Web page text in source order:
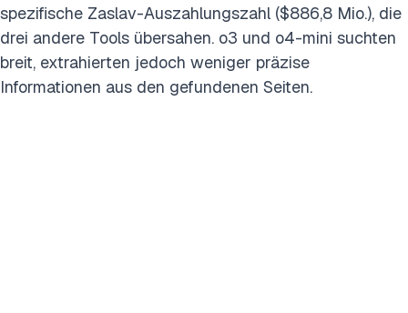
spezifische Zaslav-Auszahlungszahl ($886,8 Mio.), die
drei andere Tools übersahen. o3 und o4-mini suchten
breit, extrahierten jedoch weniger präzise
Informationen aus den gefundenen Seiten.